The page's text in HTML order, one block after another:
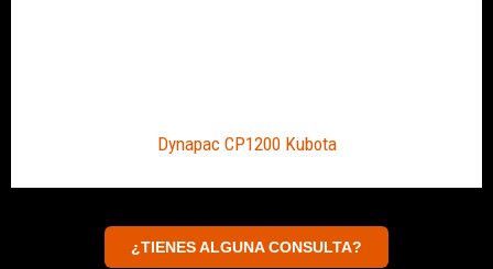
Dynapac CP1200 Kubota
¿TIENES ALGUNA CONSULTA?